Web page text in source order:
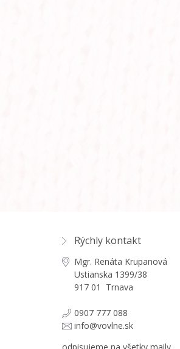
Rýchly kontakt
Mgr. Renáta Krupanová
Ustianska 1399/38
917 01 Trnava
0907 777 088
info@vovlne.sk